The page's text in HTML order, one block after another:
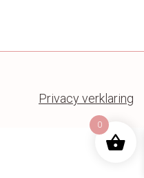
Privacy verklaring
0